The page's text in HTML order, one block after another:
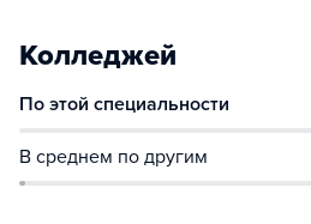
Колледжей
По этой специальности
В среднем по другим